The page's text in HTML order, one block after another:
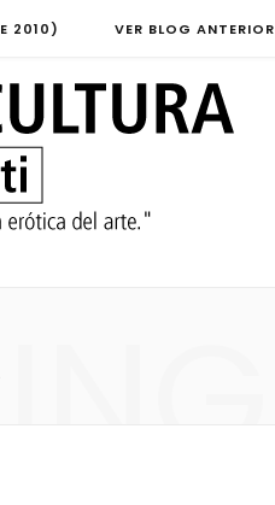
2010) VER BLOG ANTERIOR